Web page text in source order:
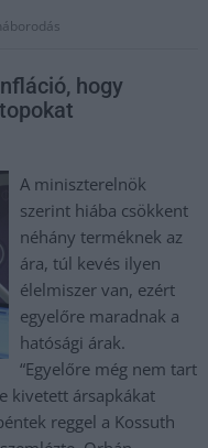
hogy
A miniszterelnök
szerint hiába csökkent
néhány terméknek az
ára, túl kevés ilyen
élelmiszer van, ezért
egyelőre maradnak a
hatósági árak.
“Egyelőre még nem tart
kivetett ársapkákat
reggel a Kossuth